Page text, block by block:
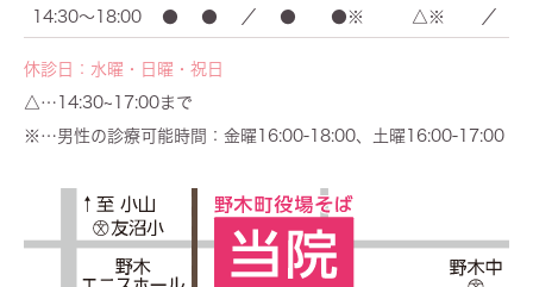
14:30～18:00 ● ● ／ ● ●※ △※ ／
休診日：水曜・日曜・祝日
△…14:30~17:00まで
※…男性の診療可能時間：金曜16:00-18:00、土曜16:00-17:00